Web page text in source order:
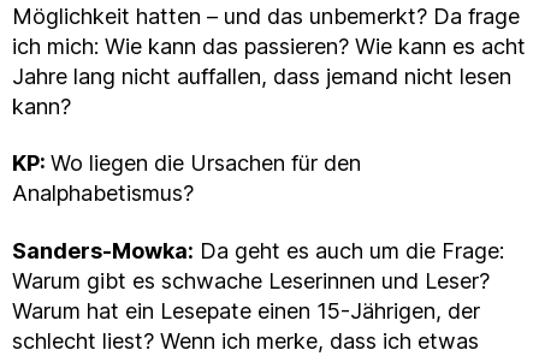
Möglichkeit hatten – und das unbemerkt? Da frage
ich mich: Wie kann das passieren? Wie kann es acht
Jahre lang nicht auffallen, dass jemand nicht lesen
kann?
KP: Wo liegen die Ursachen für den
Analphabetismus?
Sanders-Mowka: Da geht es auch um die Frage:
Warum gibt es schwache Leserinnen und Leser?
Warum hat ein Lesepate einen 15-Jährigen, der
schlecht liest? Wenn ich merke, dass ich etwas